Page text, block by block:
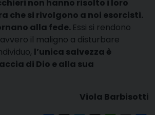
non hanno risolto i loro
che si rivolgono a noi esorcisti.
alla fede. Essi si rendono
il maligno a disturbare
l’unica salvezza è
di Dio e alla sua
Viola Barbisotti